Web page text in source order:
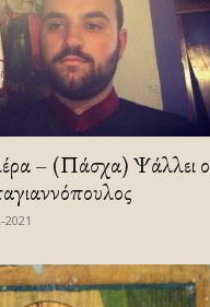
– (Πάσχα) Ψάλλει ο